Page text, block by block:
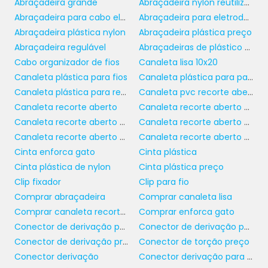
custos a longo prazo.
MAINSTREAM: CUIDADOS
NECESSÁRIOS PARA
INSTALAÇÃO
A instalação de terminais para cabos
elétricosrequer rigor e atenção aos
detalhes. Um dos cuidados mais importantes
é garantir que a superfície de contato esteja
limpa e livre de impurezas, como poeira ou
óleo, que podem comprometer a eficácia da
conexão. Além disso, é fundamental utilizar as
ferramentas corretas para crimpagem ou
fixação, evitando danos aos cabos e
garantindo uma conexão segura.
Adicionalmente, ao trabalhar em ambientes
Abraçadeira grande
Abraçadeira nylon reutilizável
Abraçadeira para cabo elétrico
Abraçadeira para eletroduto
Abraçadeira plástica nylon
Abraçadeira plástica preço
Abraçadeira regulável
Abraçadeiras de plástico para identificação
Cabo organizador de fios
Canaleta lisa 10x20
Canaleta plástica para fios
Canaleta plástica para painel
Canaleta plástica para redes
Canaleta pvc recorte aberto 50x50
Canaleta recorte aberto
Canaleta recorte aberto 20x20
Canaleta recorte aberto 30 x 50
Canaleta recorte aberto 50x50
Canaleta recorte aberto 50x80
Canaleta recorte aberto preta
Cinta enforca gato
Cinta plástica
Cinta plástica de nylon
Cinta plástica preço
Clip fixador
Clip para fio
Comprar abraçadeira
Comprar canaleta lisa
Comprar canaleta recorte aberto
Comprar enforca gato
Conector de derivação para eletrofita
Conector de derivação perfurante
Conector de derivação preço
Conector de torção preço
Conector derivação
Conector derivação para fios